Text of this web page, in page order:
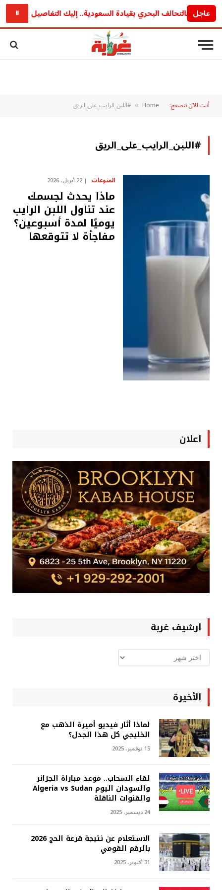
عاجل ⏸
أنت الآن تتصفح: Home
» #اللبن_الرايب_على_الريق
#اللبن_الرايب_على_الريق
المنوعات 22 أبريل، 2026
ماذا يحدث لجسمك
عند تناول اللبن الرايب
يوميًا لمدة أسبوعين؟
مفاجأة لا تتوقعها
اعلان
ارشيف غربة
ارشيف
غربة
الأخيرة
لماذا أثار فيديو أميرة الذهب مع
الخليجي كل هذا الجدل؟
15 نوفمبر، 2025
لقاء السحاب.. موعد مباراة الجزائر
والسودان اليوم Algeria vs Sudan
والقنوات الناقلة
24 ديسمبر، 2025
الاستعلام عن نتيجة قرعة الحج 2026
بالرقم القومي
31 أكتوبر، 2025